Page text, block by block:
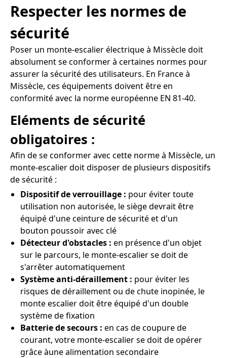
Respecter les normes de
sécurité
Poser un monte-escalier électrique à Missècle doit
absolument se conformer à certaines normes pour
assurer la sécurité des utilisateurs. En France à
Missècle, ces équipements doivent être en
conformité avec la norme européenne EN 81-40.
Eléments de sécurité
obligatoires :
Afin de se conformer avec cette norme à Missècle, un
monte-escalier doit disposer de plusieurs dispositifs
de sécurité :
Dispositif de verrouillage : pour éviter toute
utilisation non autorisée, le siège devrait être
équipé d'une ceinture de sécurité et d'un
bouton poussoir avec clé
Détecteur d'obstacles : en présence d'un objet
sur le parcours, le monte-escalier se doit de
s'arrêter automatiquement
Système anti-déraillement : pour éviter les
risques de déraillement ou de chute inopinée, le
monte escalier doit être équipé d'un double
système de fixation
Batterie de secours : en cas de coupure de
courant, votre monte-escalier se doit de opérer
grâce àune alimentation secondaire